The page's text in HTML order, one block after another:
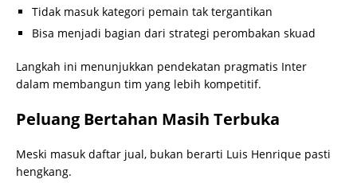
Tidak masuk kategori pemain tak tergantikan
Bisa menjadi bagian dari strategi perombakan skuad
Langkah ini menunjukkan pendekatan pragmatis Inter
dalam membangun tim yang lebih kompetitif.
Peluang Bertahan Masih Terbuka
Meski masuk daftar jual, bukan berarti Luis Henrique pasti
hengkang.